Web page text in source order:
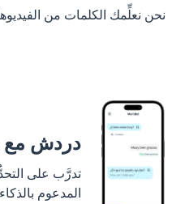
نحن نعلِّمك الكلمات من
دردش مع
تدرَّب على
المدعوم